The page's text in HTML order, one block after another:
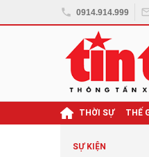
0914.914.999
THỜI SỰ THẾ
SỰ KIỆN